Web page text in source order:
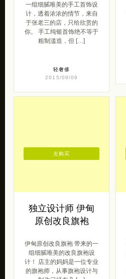
一组细腻唯美的手工首饰设
计，透着浓浓的情节，来自
于张老三的店，只给欣赏的
你。 手工纯银首饰绝不等于
粗制滥造，但 […]
轻奢侈
2015/09/09
独立设计师 伊甸
原创改良旗袍
伊甸原创改良旗袍 带来的一
组细腻唯美的改良旗袍设
计！ 店主的妈妈是一位专业
的旗袍师，从事旗袍设计与
去购买